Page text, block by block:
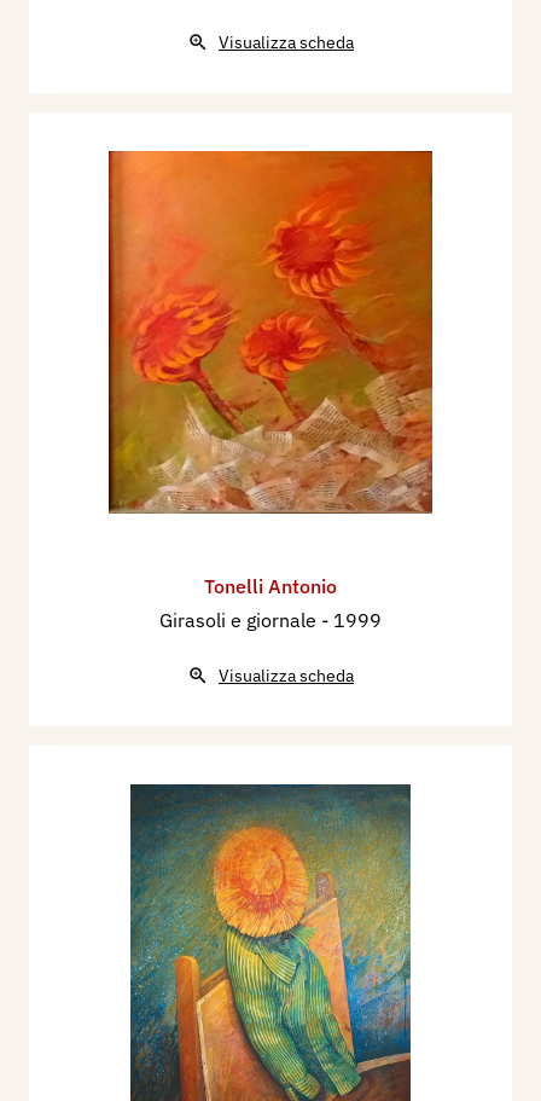
Visualizza scheda
Tonelli Antonio
Girasoli e giornale - 1999
Visualizza scheda